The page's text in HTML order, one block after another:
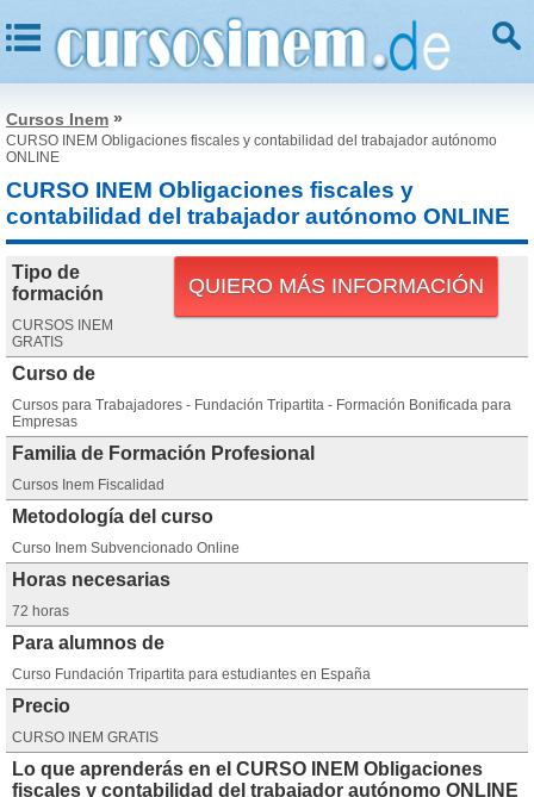
Cursos Inem »
CURSO INEM Obligaciones fiscales y contabilidad del trabajador autónomo
ONLINE
CURSO INEM Obligaciones fiscales y
contabilidad del trabajador autónomo ONLINE
QUIERO MÁS INFORMACIÓN
Tipo de
formación
CURSOS INEM
GRATIS
Curso de
Cursos para Trabajadores - Fundación Tripartita - Formación Bonificada para
Empresas
Familia de Formación Profesional
Cursos Inem Fiscalidad
Metodología del curso
Curso Inem Subvencionado Online
Horas necesarias
72 horas
Para alumnos de
Curso Fundación Tripartita para estudiantes en España
Precio
CURSO INEM GRATIS
Lo que aprenderás en el CURSO INEM Obligaciones
fiscales y contabilidad del trabajador autónomo ONLINE